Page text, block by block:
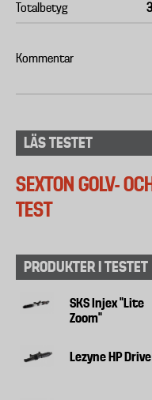
Totalbetyg
Kommentar
LÄS TESTET
SEXTON GOLV-
TEST
PRODUKTER I TESTET
SKS Injex "Lite
Zoom"
Lezyne HP Drive